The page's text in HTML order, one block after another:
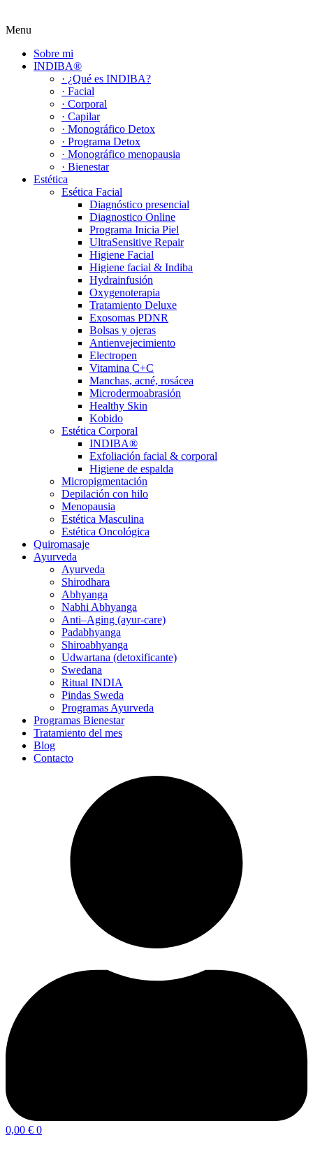
Menu
Sobre mi
INDIBA®
· ¿Qué es INDIBA?
· Facial
· Corporal
· Capilar
· Monográfico Detox
· Programa Detox
· Monográfico menopausia
· Bienestar
Estética
Esética Facial
Diagnóstico presencial
Diagnostico Online
Programa Inicia Piel
UltraSensitive Repair
Higiene Facial
Higiene facial & Indiba
Hydrainfusión
Oxygenoterapia
Tratamiento Deluxe
Exosomas PDNR
Bolsas y ojeras
Antienvejecimiento
Electropen
Vitamina C+C
Manchas, acné, rosácea
Microdermoabrasión
Healthy Skin
Kobido
Estética Corporal
INDIBA®
Exfoliación facial & corporal
Higiene de espalda
Micropigmentación
Depilación con hilo
Menopausia
Estética Masculina
Estética Oncológica
Quiromasaje
Ayurveda
Ayurveda
Shirodhara
Abhyanga
Nabhi Abhyanga
Anti–Aging (ayur-care)
Padabhyanga
Shiroabhyanga
Udwartana (detoxificante)
Swedana
Ritual INDIA
Pindas Sweda
Programas Ayurveda
Programas Bienestar
Tratamiento del mes
Blog
Contacto
0,00 € 0